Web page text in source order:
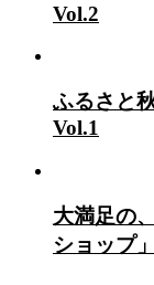
Vol.2
ふるさと
Vol.1
大満足の
ショップ